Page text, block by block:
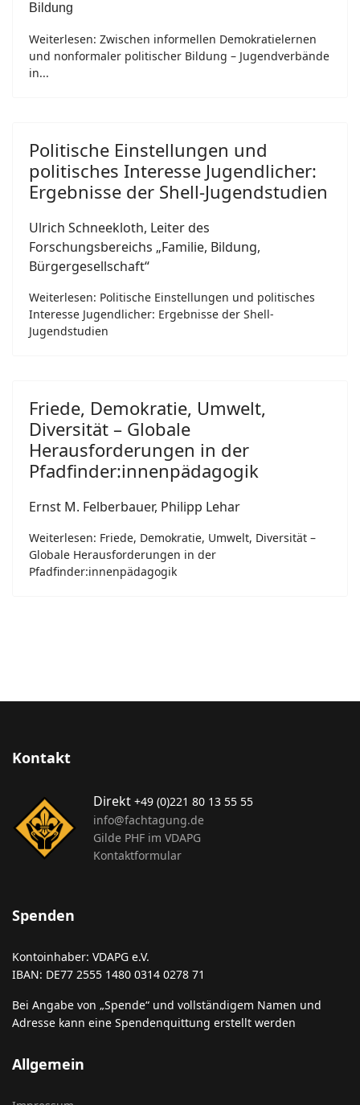
Bildung
Weiterlesen: Zwischen informellen Demokratielernen
und nonformaler politischer Bildung – Jugendverbände
in...
Politische Einstellungen und
politisches Interesse Jugendlicher:
Ergebnisse der Shell-Jugendstudien
Ulrich Schneekloth, Leiter des
Forschungsbereichs „Familie, Bildung,
Bürgergesellschaft“
Weiterlesen: Politische Einstellungen und politisches
Interesse Jugendlicher: Ergebnisse der Shell-
Jugendstudien
Friede, Demokratie, Umwelt,
Diversität – Globale
Herausforderungen in der
Pfadfinder:innenpädagogik
Ernst M. Felberbauer, Philipp Lehar
Weiterlesen: Friede, Demokratie, Umwelt, Diversität –
Globale Herausforderungen in der
Pfadfinder:innenpädagogik
Kontakt
Direkt +49 (0)221 80 13 55 55
info@fachtagung.de
Gilde PHF im VDAPG
Kontaktformular
Spenden
Kontoinhaber: VDAPG e.V.
IBAN: DE77 2555 1480 0314 0278 71
Bei Angabe von „Spende“ und vollständigem Namen und
Adresse kann eine Spendenquittung erstellt werden
Allgemein